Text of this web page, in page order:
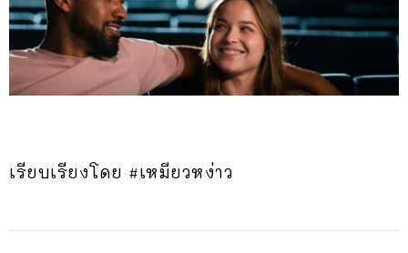
เรียบเรียงโดย #เหมียวหง่าว